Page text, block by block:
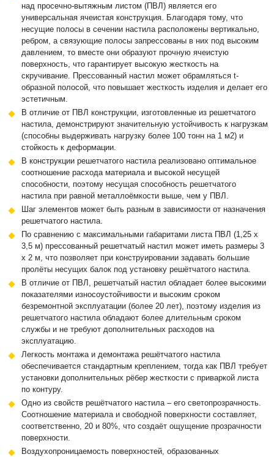
над просечно-вытяжным листом (ПВЛ) является его
универсальная ячеистая конструкция. Благодаря тому, что
несущие полосы в сечении настила расположены вертикально,
ребром, а связующие полосы запрессованы в них под высоким
давлением, то вместе они образуют прочную ячеистую
поверхность, что гарантирует высокую жесткость на
скручивание. Прессованный настил может обрамляться t-
образной полосой, что повышает жесткость изделия и делает его
эстетичным.
В отличие от ПВЛ конструкции, изготовленные из решетчатого
настила, демонстрируют значительную устойчивость к нагрузкам
(способны выдерживать нагрузку более 100 тонн на 1 м2) и
стойкость к деформации.
В конструкции решетчатого настила реализовано оптимальное
соотношение расхода материала и высокой несущей
способности, поэтому несущая способность решетчатого
настила при равной металлоёмкости выше, чем у ПВЛ.
Шаг элементов может быть разным в зависимости от назначения
решетчатого настила.
По сравнению с максимальными габаритами листа ПВЛ (1,25 х
3,5 м) прессованный решетчатый настил может иметь размеры 3
х 2 м, что позволяет при конструировании задавать большие
пролёты несущих балок под установку решётчатого настила.
В отличие от ПВЛ, решетчатый настил обладает более высокими
показателями износоустойчивости и высоким сроком
безремонтной эксплуатации (более 20 лет), поэтому изделия из
решетчатого настила обладают более длительным сроком
службы и не требуют дополнительных расходов на
эксплуатацию.
Легкость монтажа и демонтажа решётчатого настила
обеспечивается стандартным креплением, тогда как ПВЛ требует
установки дополнительных рёбер жесткости с приваркой листа
по контуру.
Одно из свойств решётчатого настила – его светопрозрачность.
Соотношение материала и свободной поверхности составляет,
соответственно, 20 и 80%, что создаёт ощущение прозрачности
поверхности.
Воздухопроницаемость поверхностей, образованных